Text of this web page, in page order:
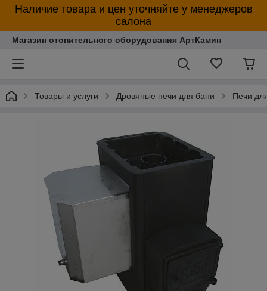
Наличие товара и цен уточняйте у менеджеров
салона
Магазин отопительного оборудования АртКамин
Товары и услуги Дровяные печи для бани Печи